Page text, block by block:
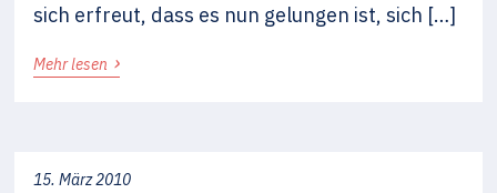
sich erfreut, dass es nun gelungen ist, sich […]
Mehr lesen ›
15. März 2010